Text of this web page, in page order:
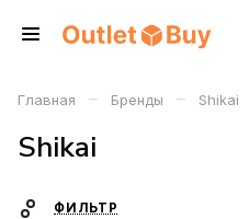
Главная – Бренды – Shikai
Shikai
ФИЛЬТР